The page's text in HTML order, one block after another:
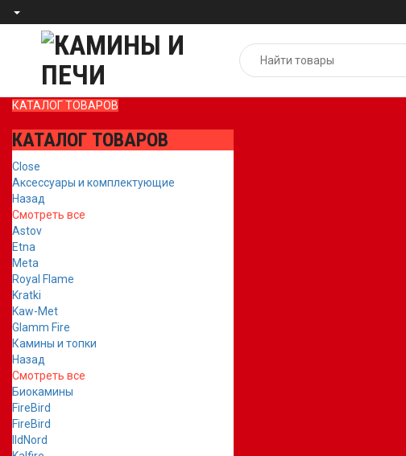
КАТАЛОГ ТОВАРОВ
КАТАЛОГ ТОВАРОВ
Close
Аксессуары и комплектующие
Назад
Смотреть все
Astov
Etna
Meta
Royal Flame
Kratki
Kaw-Met
Glamm Fire
Камины и топки
Назад
Смотреть все
Биокамины
FireBird
FireBird
IldNord